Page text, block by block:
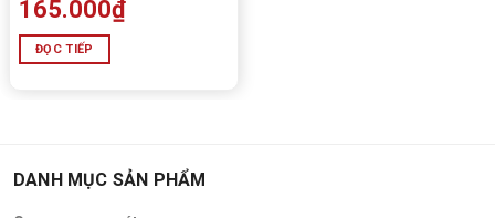
165.000₫
ĐỌC TIẾP
DANH MỤC SẢN PHẨM